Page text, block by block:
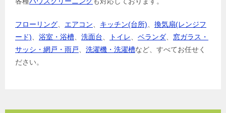
フローリング エアコン キッチン(台所)
換気扇(レンジフ
ード)
浴室・浴槽 洗面台 トイレ ベランダ
窓ガラス・
サッシ・網戸・雨戸
洗濯機・洗濯槽など、すべてお任せく
ださい。